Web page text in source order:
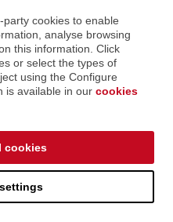
cookies to enable
analyse browsing
this information. Click
or select the types of
using the Configure
is available in our cookies
cookies